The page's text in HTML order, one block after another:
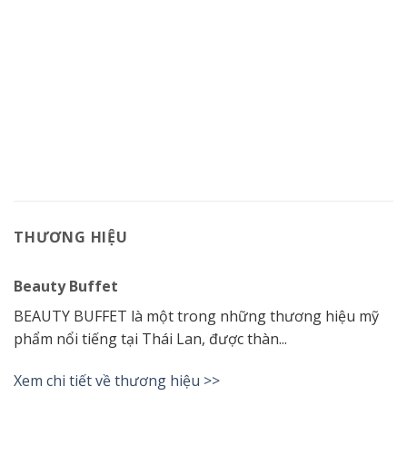
THƯƠNG HIỆU
Beauty Buffet
BEAUTY BUFFET là một trong những thương hiệu mỹ
phẩm nổi tiếng tại Thái Lan, được thàn...
Xem chi tiết về thương hiệu >>